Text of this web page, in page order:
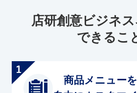
店研創意ビジネ
できるこ
商品メニューを